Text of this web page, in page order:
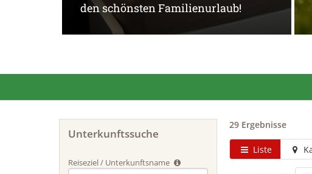
den schönsten Familienurlaub!